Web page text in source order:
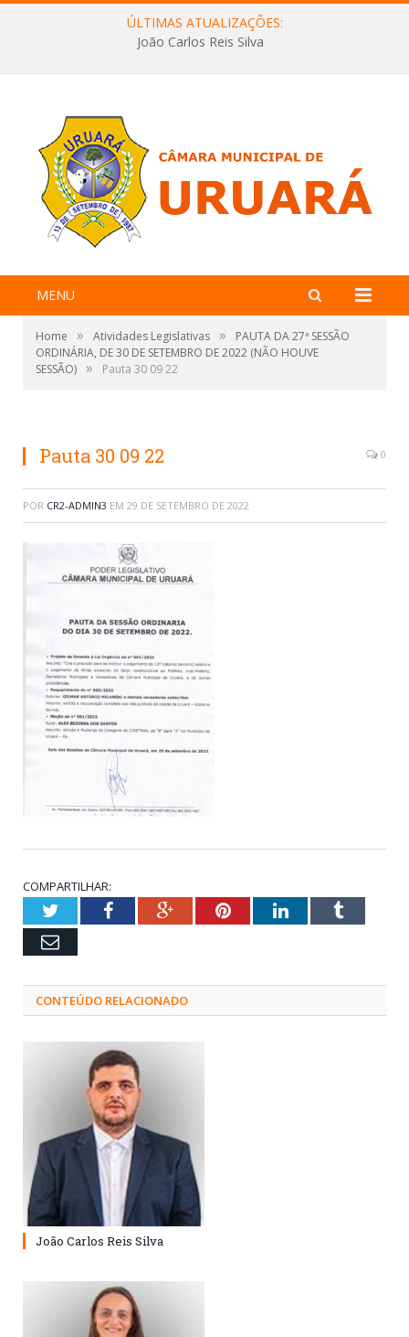
ÚLTIMAS ATUALIZAÇÕES:
João Carlos Reis Silva
MENU
Home » Atividades Legislativas »
PAUTA DA 27ª SESSÃO
ORDINÁRIA, DE 30 DE SETEMBRO DE 2022 (NÃO HOUVE
SESSÃO) » Pauta 30 09 22
Pauta 30 09 22 0
POR CR2-ADMIN3 EM 29 DE SETEMBRO DE 2022
COMPARTILHAR:
TwitterFacebookGoogle+PinterestLinkedInTumblr
Email
CONTEÚDO RELACIONADO
João Carlos Reis Silva